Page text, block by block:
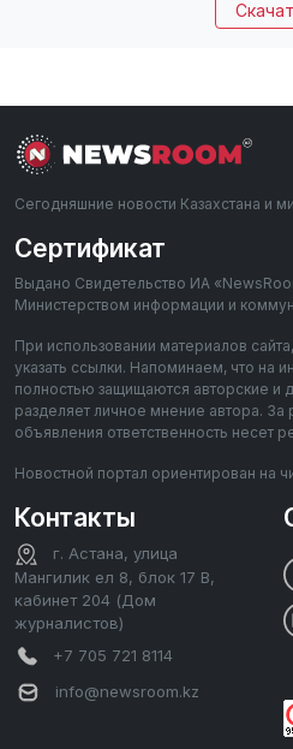
Сегодняшние новости Казахстана и
Сертификат
Выдано Свидетельство ИА
Министерством информации и
При использовании материалов
указать ссылки. Напоминаем, что на
полностью защищаются авторские и
разделяет личное мнение автора. За
объявления ответственность несет
Новостной портал ориентирован на
Контакты
г. Астана, улица
Мангилик ел 8, блок 17 В,
кабинет 204 (Дом
журналистов)
+7 705 721 8114
info@newsroom.kz